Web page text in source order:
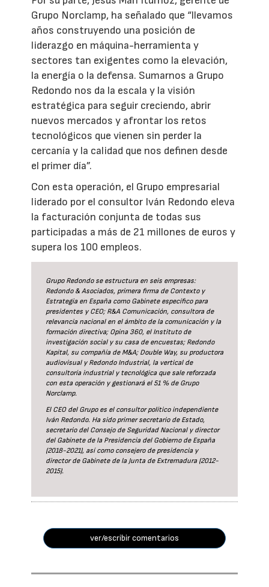
Grupo Norclamp, ha señalado que “llevamos
años construyendo una posición de
liderazgo en máquina-herramienta y
sectores tan exigentes como la elevación,
la energía o la defensa. Sumarnos a Grupo
Redondo nos da la escala y la visión
estratégica para seguir creciendo, abrir
nuevos mercados y afrontar los retos
tecnológicos que vienen sin perder la
cercanía y la calidad que nos definen desde
el primer día”.
Con esta operación, el Grupo empresarial
liderado por el consultor Iván Redondo eleva
la facturación conjunta de todas sus
participadas a más de 21 millones de euros y
supera los 100 empleos.
Grupo Redondo se estructura en seis empresas:
Redondo & Asociados, primera firma de Contexto y
Estrategia en España como Gabinete específico para
presidentes y CEO; R&A Comunicación, consultora de
relevancia nacional en el ámbito de la comunicación y la
formación directiva; Opina 360, el Instituto de
investigación social y su casa de encuestas; Redondo
Kapital, su compañía de M&A; Double Way, su productora
audiovisual y Redondo Industrial, la vertical de
consultoría industrial y tecnológica que sale reforzada
con esta operación y gestionará el 51 % de Grupo
Norclamp.
El CEO del Grupo es el consultor político independiente
Iván Redondo. Ha sido primer secretario de Estado,
secretario del Consejo de Seguridad Nacional y director
del Gabinete de la Presidencia del Gobierno de España
(2018-2021), así como consejero de presidencia y
director de Gabinete de la Junta de Extremadura (2012-
2015).
ver/escribir comentarios